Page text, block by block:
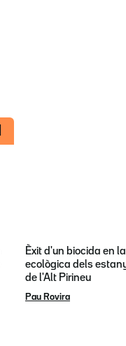
Èxit d'un biocida en
ecològica dels
de l'Alt Pirineu
Pau Rovira